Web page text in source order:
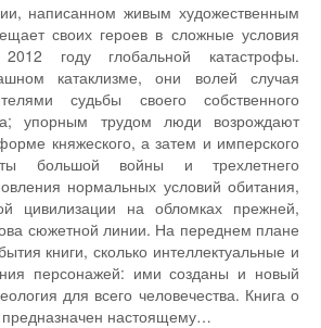
написанном живым художественным
своих героев в сложные условия
году глобальной катастрофы.
катаклизме, они волей случая
судьбы своего собственного
упорным трудом люди возрождают
княжеского, а затем и имперского
большой войны и трехлетнего
нормальных условий обитания,
цивилизации на обломках прежней,
сюжетной линии. На переднем плане
книги, сколько интеллектуальные и
персонажей: ими созданы и новый
для всего человечества. Книга о
настоящему…